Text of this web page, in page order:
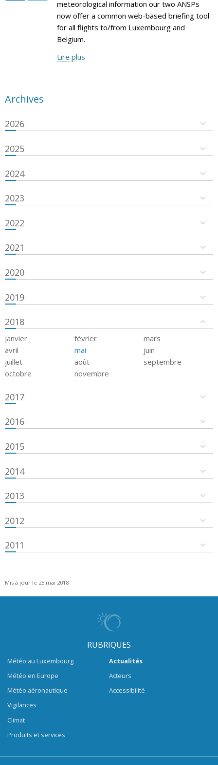
meteorological information our two ANSPs
now offer a common web-based briefing tool
for all flights to/from Luxembourg and
Belgium.
Lire plus
Archives
2026
2025
2024
2023
2022
2021
2020
2019
2018
janvier février
mars
avril
mai
juin
juillet
août
septembre
octobre
novembre
2017
2016
2015
2014
2013
2012
2011
Mis à jour le 25 mai 2018
RUBRIQUES
Météo au Luxembourg
Météo en Europe
Météo aéronautique
Vigilances
Climat
Produits et services
Actualités
Acteurs
Accessibilité